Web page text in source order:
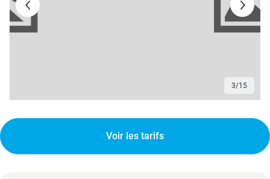
3/15
Voir les tarifs